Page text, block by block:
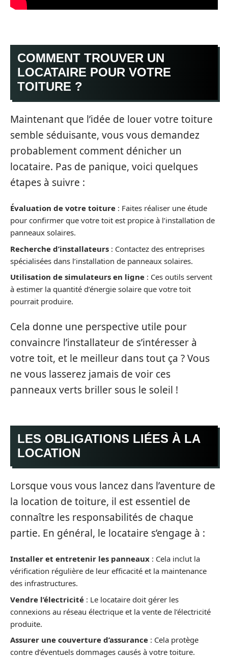
COMMENT TROUVER UN
LOCATAIRE POUR VOTRE
TOITURE ?
Maintenant que l’idée de louer votre toiture
semble séduisante, vous vous demandez
probablement comment dénicher un
locataire. Pas de panique, voici quelques
étapes à suivre :
Évaluation de votre toiture : Faites réaliser une étude
pour confirmer que votre toit est propice à l’installation de
panneaux solaires.
Recherche d’installateurs : Contactez des entreprises
spécialisées dans l’installation de panneaux solaires.
Utilisation de simulateurs en ligne : Ces outils servent
à estimer la quantité d’énergie solaire que votre toit
pourrait produire.
Cela donne une perspective utile pour
convaincre l’installateur de s’intéresser à
votre toit, et le meilleur dans tout ça ? Vous
ne vous lasserez jamais de voir ces
panneaux verts briller sous le soleil !
LES OBLIGATIONS LIÉES À LA
LOCATION
Lorsque vous vous lancez dans l’aventure de
la location de toiture, il est essentiel de
connaître les responsabilités de chaque
partie. En général, le locataire s’engage à :
Installer et entretenir les panneaux : Cela inclut la
vérification régulière de leur efficacité et la maintenance
des infrastructures.
Vendre l’électricité : Le locataire doit gérer les
connexions au réseau électrique et la vente de l’électricité
produite.
Assurer une couverture d’assurance : Cela protège
contre d’éventuels dommages causés à votre toiture.